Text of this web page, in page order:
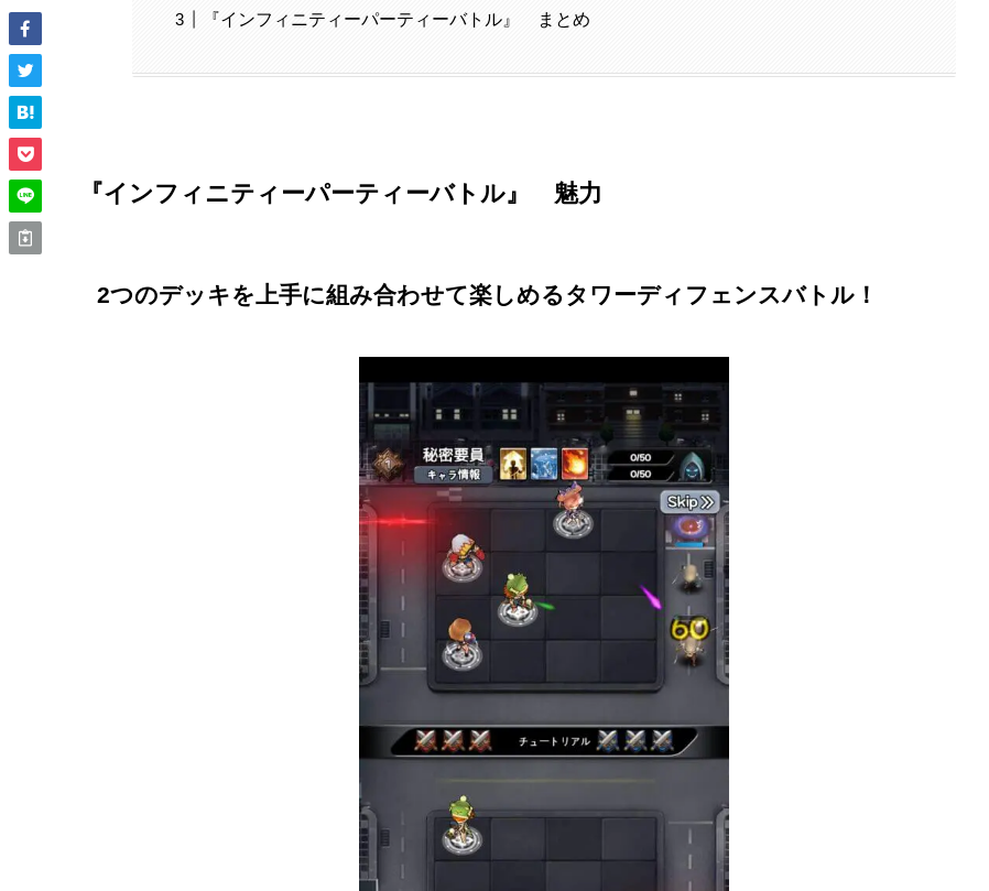
『インフィニティーパーティーバトル』 まとめ
『インフィニティーパーティーバトル』 魅力
2つのデッキを上手に組み合わせて楽しめるタワーディフェンスバトル！